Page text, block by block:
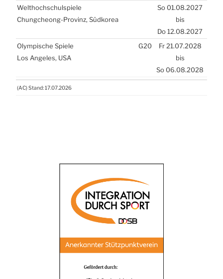
(AC) Stand: 17.07.2026
Welt­hoch­schul­spie­le
Chungche­ong-Pro­vinz, Süd­ko­rea
So 01.08.2027
bis
Do 12.08.2027
Olym­pi­sche Spie­le
Los Ange­les, USA
G20
Fr 21.07.2028
bis
So 06.08.2028
(AC) Stand: 17.07.2026